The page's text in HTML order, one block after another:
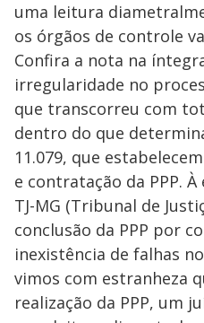
uma leitura
os órgãos de controle
Confira a nota na
irregularidade no
que transcorreu com
dentro do que
11.079, que
e contratação da PPP. À
TJ-MG (Tribunal de
conclusão da PPP por
inexistência de falhas
vimos com estranheza
realização da PPP, um